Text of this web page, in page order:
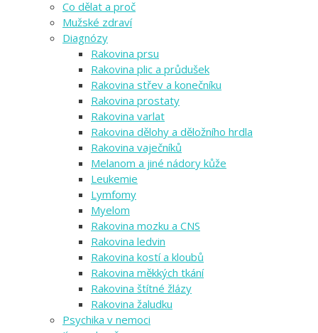
Co dělat a proč
Mužské zdraví
Diagnózy
Rakovina prsu
Rakovina plic a průdušek
Rakovina střev a konečníku
Rakovina prostaty
Rakovina varlat
Rakovina dělohy a děložního hrdla
Rakovina vaječníků
Melanom a jiné nádory kůže
Leukemie
Lymfomy
Myelom
Rakovina mozku a CNS
Rakovina ledvin
Rakovina kostí a kloubů
Rakovina měkkých tkání
Rakovina štítné žlázy
Rakovina žaludku
Psychika v nemoci